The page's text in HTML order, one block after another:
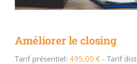
Améliorer le closing
Tarif présentiel: 495,00 € - Tarif